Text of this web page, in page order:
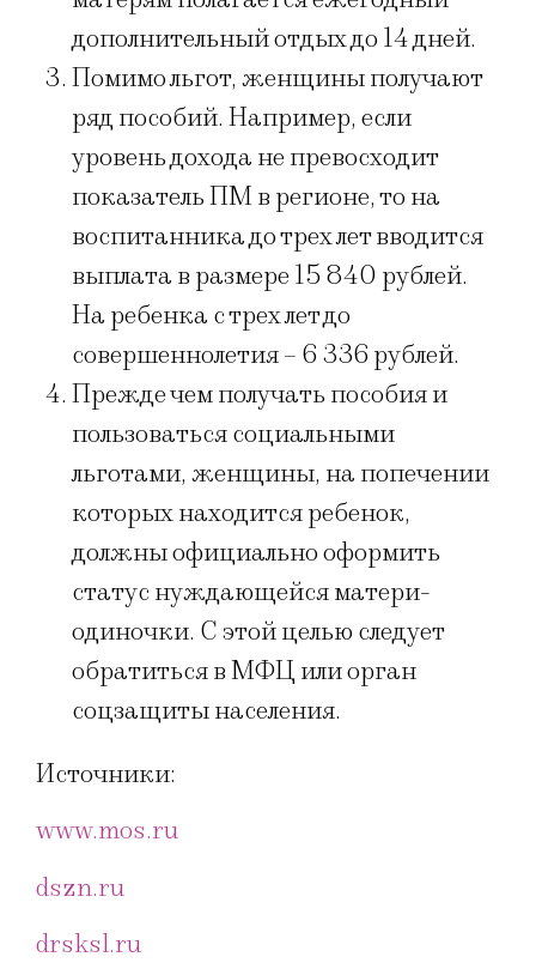
дополнительный отдых до 14 дней.
Помимо льгот, женщины получают
ряд пособий. Например, если
уровень дохода не превосходит
показатель ПМ в регионе, то на
воспитанника до трех лет вводится
выплата в размере 15 840 рублей.
На ребенка с трех лет до
совершеннолетия – 6 336 рублей.
Прежде чем получать пособия и
пользоваться социальными
льготами, женщины, на попечении
которых находится ребенок,
должны официально оформить
статус нуждающейся матери-
одиночки. С этой целью следует
обратиться в МФЦ или орган
соцзащиты населения.
Источники:
www.mos.ru
dszn.ru
drsksl.ru